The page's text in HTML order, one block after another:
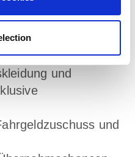
vielseitigen Fitness-
günstige
Kantine
und
und